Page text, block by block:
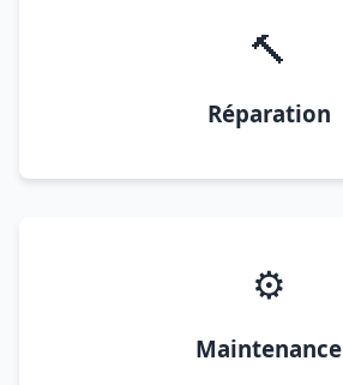
🔨
Réparation
⚙️
Maintenance